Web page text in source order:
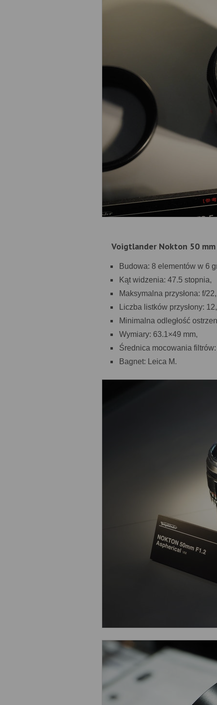
Voigtlander Nokton 50
Budowa: 8 elementów w 6
Kąt widzenia: 47.5 stopnia,
Maksymalna przysłona: f/22,
Liczba listków przysłony: 12,
Minimalna odległość
Wymiary: 63.1×49 mm,
Średnica mocowania
Bagnet: Leica M.